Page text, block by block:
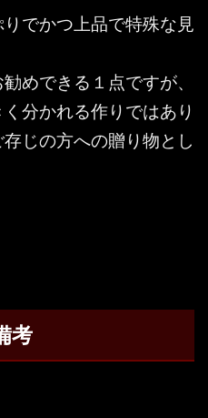
でかつ上品で特殊な見
めできる１点ですが、
分かれる作りではあり
じの方への贈り物とし
考